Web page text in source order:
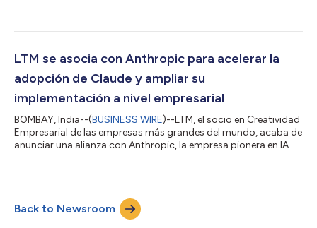
incorporado a Devin, el ingeniero autónomo de IA de Cognition,
marco de evaluación de la ciberseguridad y de gestión de
riesgos diseñado para ayudar a las empr...
LTM se asocia con Anthropic para acelerar la
adopción de Claude y ampliar su
implementación a nivel empresarial
BOMBAY, India--(BUSINESS WIRE)--LTM, el socio en Creatividad
Empresarial de las empresas más grandes del mundo, acaba de
anunciar una alianza con Anthropic, la empresa pionera en IA
modernización y negocios. LTM combinará Claude, Claude
Code y Claude Cowork con su experiencia en implementación
empresarial para ayudar a los...
Back to Newsroom